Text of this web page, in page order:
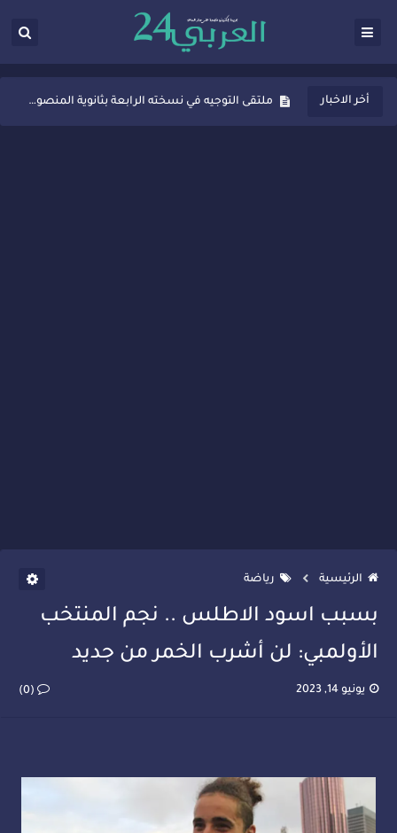
أخر الاخبار
ثانوية المنصور الذهبي بسيدي قاسم تُعزّز ثقافة التوجيه المدرسي بمبادرة نوعية تجمع بين التفاعل والتكريم
ملتقى التوجيه في نسخته الرابعة بثانوية المنصور الذهبي بسيدي قاسم
الرئيسية رياضة
بسبب اسود الاطلس .. نجم المنتخب
الأولمبي: لن أشرب الخمر من جديد
يونيو 14, 2023 (0)